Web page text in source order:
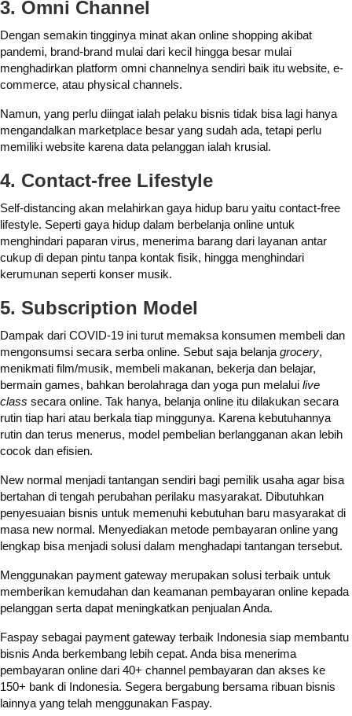
3. Omni Channel
Dengan semakin tingginya minat akan online shopping akibat
pandemi, brand-brand mulai dari kecil hingga besar mulai
menghadirkan platform omni channelnya sendiri baik itu website, e-
commerce, atau physical channels.
Namun, yang perlu diingat ialah pelaku bisnis tidak bisa lagi hanya
mengandalkan marketplace besar yang sudah ada, tetapi perlu
memiliki website karena data pelanggan ialah krusial.
4. Contact-free Lifestyle
Self-distancing akan melahirkan gaya hidup baru yaitu contact-free
lifestyle. Seperti gaya hidup dalam berbelanja online untuk
menghindari paparan virus, menerima barang dari layanan antar
cukup di depan pintu tanpa kontak fisik, hingga menghindari
kerumunan seperti konser musik.
5. Subscription Model
Dampak dari COVID-19 ini turut memaksa konsumen membeli dan
mengonsumsi secara serba online. Sebut saja belanja grocery,
menikmati film/musik, membeli makanan, bekerja dan belajar,
bermain games, bahkan berolahraga dan yoga pun melalui live
class secara online. Tak hanya, belanja online itu dilakukan secara
rutin tiap hari atau berkala tiap minggunya. Karena kebutuhannya
rutin dan terus menerus, model pembelian berlangganan akan lebih
cocok dan efisien.
New normal menjadi tantangan sendiri bagi pemilik usaha agar bisa
bertahan di tengah perubahan perilaku masyarakat. Dibutuhkan
penyesuaian bisnis untuk memenuhi kebutuhan baru masyarakat di
masa new normal. Menyediakan metode pembayaran online yang
lengkap bisa menjadi solusi dalam menghadapi tantangan tersebut.
Menggunakan payment gateway merupakan solusi terbaik untuk
memberikan kemudahan dan keamanan pembayaran online kepada
pelanggan serta dapat meningkatkan penjualan Anda.
Faspay sebagai payment gateway terbaik Indonesia siap membantu
bisnis Anda berkembang lebih cepat. Anda bisa menerima
pembayaran online dari 40+ channel pembayaran dan akses ke
150+ bank di Indonesia. Segera bergabung bersama ribuan bisnis
lainnya yang telah menggunakan Faspay.